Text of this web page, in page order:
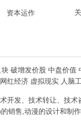
资本运作
破增发价股 中盘价值
红经济 虚拟现实 人脑
开发、技术转让、技
销售,动漫的设计和制